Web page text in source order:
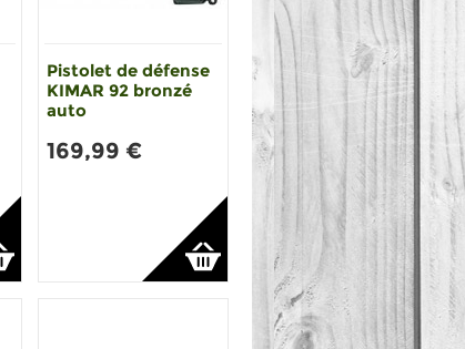
Pistolet de défense
KIMAR 92 bronzé
auto
169,99 €